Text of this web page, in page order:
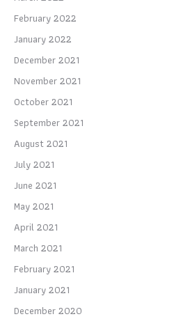
February 2022
January 2022
December 2021
November 2021
October 2021
September 2021
August 2021
July 2021
June 2021
May 2021
April 2021
March 2021
February 2021
January 2021
December 2020